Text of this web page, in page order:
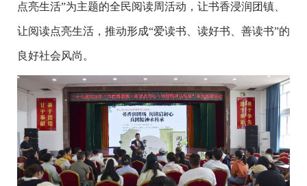
点亮生活”为主题的全民阅读周活动，让书香浸润团镇、
让阅读点亮生活，推动形成“爱读书、读好书、善读书”的
良好社会风尚。